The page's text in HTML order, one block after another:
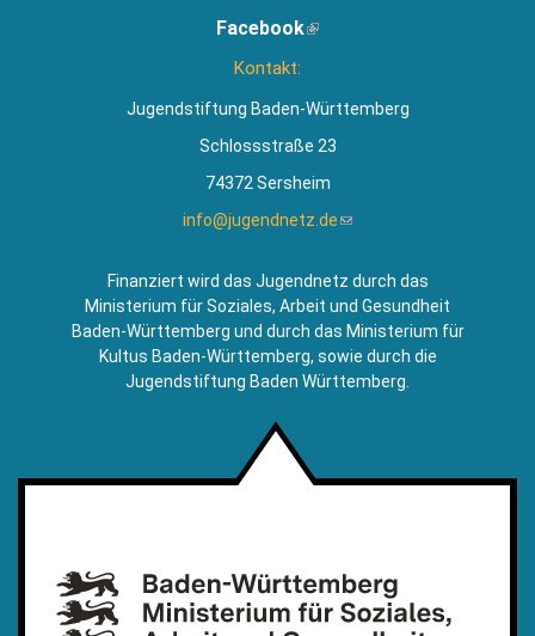
extern)
Facebook(Link
Kontakt:
Jugendstiftung Baden-Württemberg
Schlossstraße 23
74372 Sersheim
info@jugendnetz.de(Link
Mail)
Finanziert wird das Jugendnetz durch das
Ministerium für Soziales, Arbeit und Gesundheit
Baden-Württemberg und durch das Ministerium für
Kultus Baden-Württemberg, sowie durch die
Jugendstiftung Baden Württemberg.